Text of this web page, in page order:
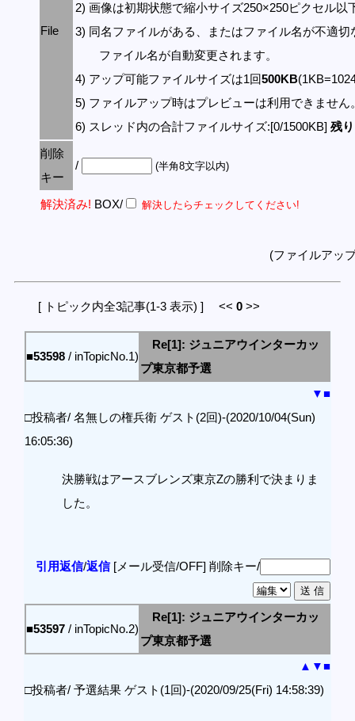
File
2) 画像は初期状態で縮小サイズ250×250ピクセル以
3) 同名ファイルがある、またはファイル名が不適切
ファイル名が自動変更されます。
4) アップ可能ファイルサイズは1回500KB
5) ファイルアップ時はプレビューは利用できません
6) スレッド内の合計ファイルサイズ:[0/1500KB] 残
削除
キー
/ (半角8文字以内)
解決済み! BOX/ 解決したらチェックしてください!
(ファイルアッ
[ トピック内全3記事(1-3 表示) ] << 0 >>
■53598 / inTopicNo.1)
Re[1]: ジュニアウインターカッ
プ東京都予選
▼■
□投稿者/ 名無しの権兵衛 ゲスト(2回)-(2020/10/04(Sun)
16:05:36)
決勝戦はアースブレンズ東京Zの勝利で決まりま
した。
引用返信/返信[メール受信/OFF] 削除キー/
■53597 / inTopicNo.2)
Re[1]: ジュニアウインターカッ
プ東京都予選
▲ ▼■
□投稿者/ 予選結果 ゲスト(1回)-(2020/09/25(Fri) 14:58:39)